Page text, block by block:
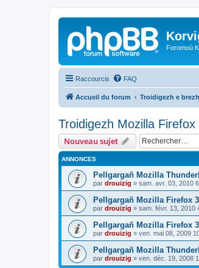
Foromoù
Raccourcis FAQ
Accueil du forum Troidigezh e
Troidigezh Mozilla
Nouveau sujet
ANNONCES
Pellgargañ Mozilla
par drouizig » sam. avr. 03, 2010
Pellgargañ Mozilla Firefox
par drouizig » sam. févr. 13, 2010
Pellgargañ Mozilla Firefox
par drouizig » ven. mai 08, 2009
Pellgargañ Mozilla
par drouizig » ven. déc. 19, 2008